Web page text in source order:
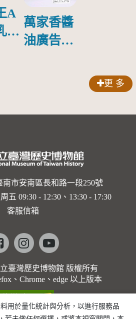
A
罐
萬家香醬
油廣告塑
更 多
南市安南區長和路一段250號
五 09:30 - 12:30、13:30 - 17:30
客服信箱
Facebookinstagramyoutube
臺灣歷史博物館 版權所有
、Chrome、edge 以上版本
用於量化統計與分析，以進行服務品